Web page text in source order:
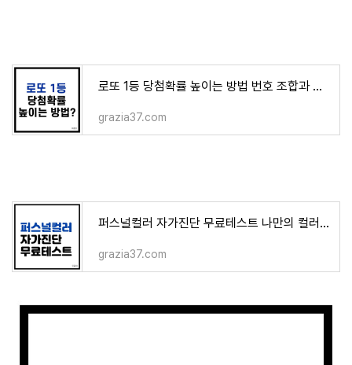
로또 1등 당첨확률 높이는 방법 번호 조합과 자주 나오는 번호는?
grazia37.com
퍼스널컬러 자가진단 무료테스트 나만의 컬러 찾기
grazia37.com